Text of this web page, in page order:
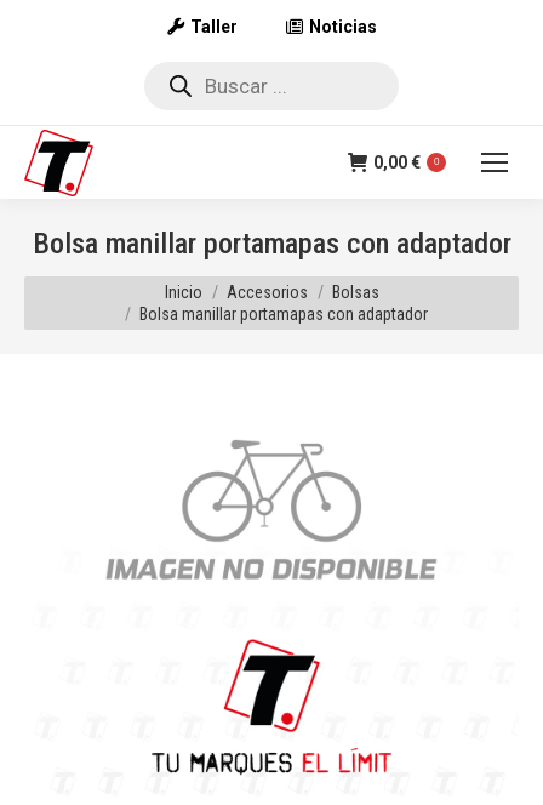
Taller Noticias
Búsqueda
0,00€ 0
Bolsa manillar portamapas con adaptador
Estás aquí:
Inicio Accesorios
Bolsas
Bolsa manillar portamapas con adaptador